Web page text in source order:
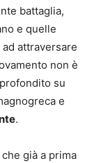
battaglia,
e quelle
attraversare
non è
su
e
.
già a prima